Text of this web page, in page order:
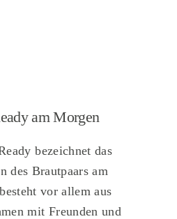
am Morgen
bezeichnet das
des Brautpaars am
vor allem aus
mit Freunden und